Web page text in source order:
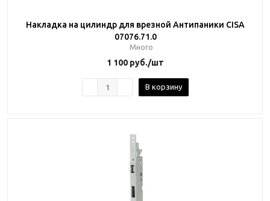
Накладка на цилиндр для врезной Антипаники CISA
07076.71.0
Много
1 100 руб./шт
В корзину